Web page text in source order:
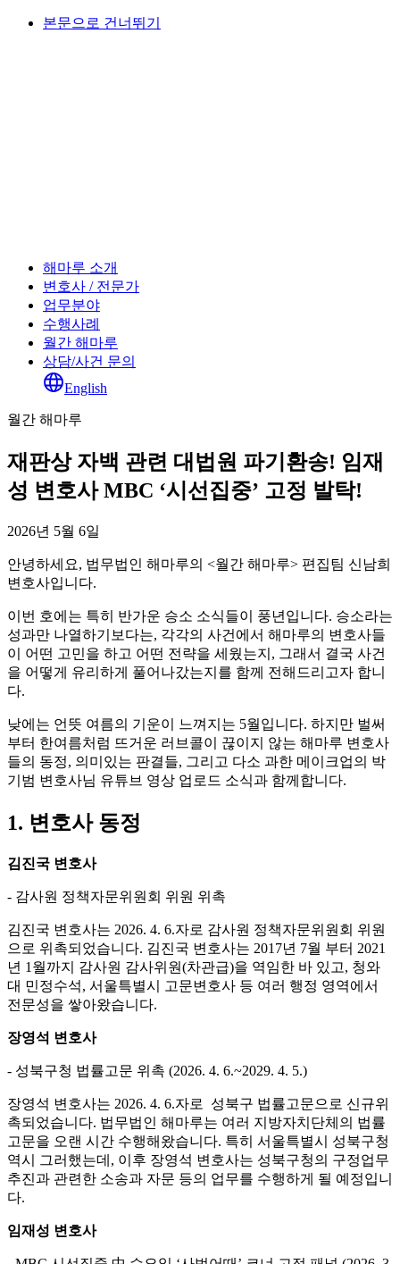
본문으로 건너뛰기
해마루 소개
변호사 / 전문가
업무분야
수행사례
월간 해마루
상담/사건 문의
English
월간 해마루
재판상 자백 관련 대법원 파기환송! 임재
성 변호사 MBC ‘시선집중’ 고정 발탁!
2026년 5월 6일
안녕하세요, 법무법인 해마루의 <월간 해마루> 편집팀 신남희
변호사입니다.
이번 호에는 특히 반가운 승소 소식들이 풍년입니다. 승소라는
성과만 나열하기보다는, 각각의 사건에서 해마루의 변호사들
이 어떤 고민을 하고 어떤 전략을 세웠는지, 그래서 결국 사건
을 어떻게 유리하게 풀어나갔는지를 함께 전해드리고자 합니
다.
낮에는 언뜻 여름의 기운이 느껴지는 5월입니다. 하지만 벌써
부터 한여름처럼 뜨거운 러브콜이 끊이지 않는 해마루 변호사
들의 동정, 의미있는 판결들, 그리고 다소 과한 메이크업의 박
기범 변호사님 유튜브 영상 업로드 소식과 함께합니다.
1. 변호사 동정
김진국 변호사
- 감사원 정책자문위원회 위원 위촉
김진국 변호사는 2026. 4. 6.자로 감사원 정책자문위원회 위원
으로 위촉되었습니다. 김진국 변호사는 2017년 7월 부터 2021
년 1월까지 감사원 감사위원(차관급)을 역임한 바 있고, 청와
대 민정수석, 서울특별시 고문변호사 등 여러 행정 영역에서
전문성을 쌓아왔습니다.
장영석 변호사
- 성북구청 법률고문 위촉 (2026. 4. 6.~2029. 4. 5.)
장영석 변호사는 2026. 4. 6.자로 성북구 법률고문으로 신규위
촉되었습니다. 법무법인 해마루는 여러 지방자치단체의 법률
고문을 오랜 시간 수행해왔습니다. 특히 서울특별시 성북구청
역시 그러했는데, 이후 장영석 변호사는 성북구청의 구정업무
추진과 관련한 소송과 자문 등의 업무를 수행하게 될 예정입니
다.
임재성 변호사